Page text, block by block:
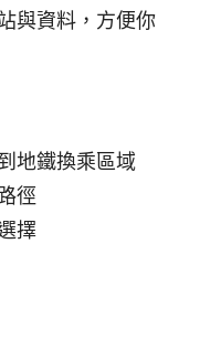
與資料，方便你
地鐵換乘區域
徑
擇